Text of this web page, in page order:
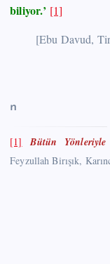
biliyor.’ [1]
[Ebu Davud,
n
[1] Bütün
Feyzullah Birışık,